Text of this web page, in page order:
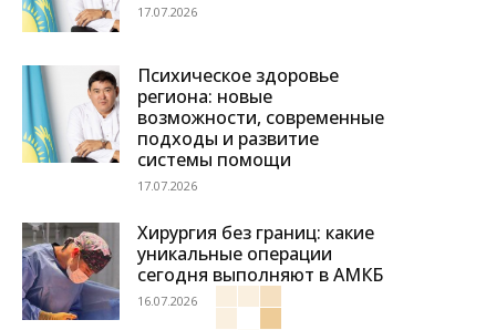
17.07.2026
Психическое здоровье
региона: новые
возможности, современные
подходы и развитие
системы помощи
17.07.2026
Хирургия без границ: какие
уникальные операции
сегодня выполняют в АМКБ
16.07.2026